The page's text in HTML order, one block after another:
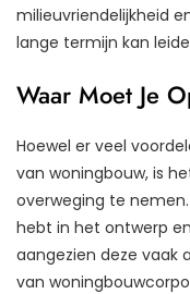
milieuvriendelijkheid
lange termijn kan
Waar Moet Je
Hoewel er veel
van woningbouw, is
overweging te
hebt in het ontwerp
aangezien deze vaak
van